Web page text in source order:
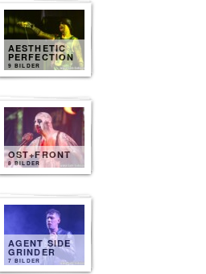
AESTHETIC
PERFECTION
9 BILDER
OST+FRONT
8 BILDER
AGENT SIDE
GRINDER
7 BILDER